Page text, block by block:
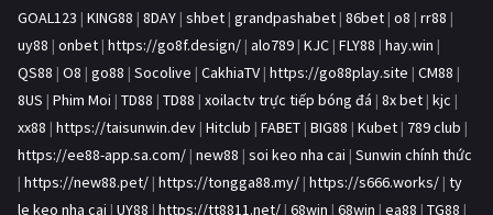
GOAL123 | KING88 | 8DAY | shbet | grandpashabet | 86bet | o8 | rr88 |
uy88 | onbet | https://go8f.design/ | alo789 | KJC | FLY88 | hay.win |
QS88 | O8 | go88 | Socolive | CakhiaTV | https://go88play.site | CM88 |
8US | Phim Moi | TD88 | TD88 | xoilactv trực tiếp bóng đá | 8x bet | kjc |
xx88 | https://taisunwin.dev | Hitclub | FABET | BIG88 | Kubet | 789 club |
https://ee88-app.sa.com/ | new88 | soi keo nha cai | Sunwin chính thức
| https://new88.pet/ | https://tongga88.my/ | https://s666.works/ | ty
le keo nha cai | UY88 | https://tt8811.net/ | 68win | 68win | ea88 | TG88 |